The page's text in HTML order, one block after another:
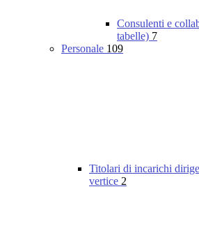
Consulenti e
tabelle) 7
Personale 109
Titolari di incarichi
vertice 2